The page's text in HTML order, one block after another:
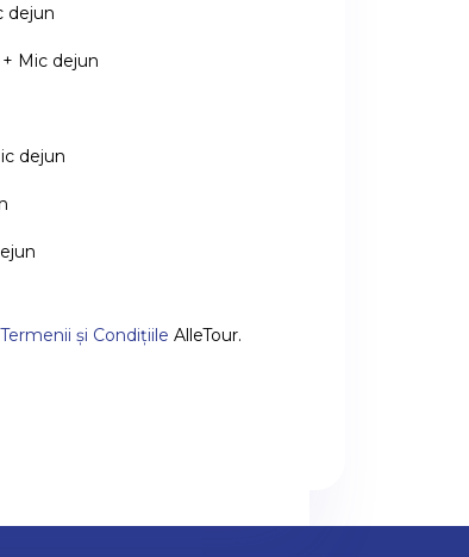
dejun
Mic dejun
dejun
Termenii și Condițiile AlleTour.